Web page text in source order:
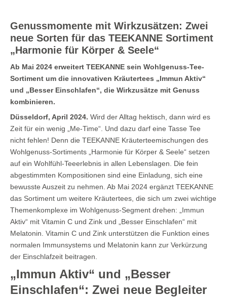
Genussmomente mit Wirkzusätzen: Zwei
neue Sorten für das TEEKANNE Sortiment
„Harmonie für Körper & Seele“
Ab Mai 2024 erweitert TEEKANNE sein Wohlgenuss-Tee-
Sortiment um die innovativen Kräutertees „Immun Aktiv“
und „Besser Einschlafen“, die Wirkzusätze mit Genuss
kombinieren.
Düsseldorf, April 2024. Wird der Alltag hektisch, dann wird es
Zeit für ein wenig „Me-Time“. Und dazu darf eine Tasse Tee
nicht fehlen! Denn die TEEKANNE Kräuterteemischungen des
Wohlgenuss-Sortiments „Harmonie für Körper & Seele“ setzen
auf ein Wohlfühl-Teeerlebnis in allen Lebenslagen. Die fein
abgestimmten Kompositionen sind eine Einladung, sich eine
bewusste Auszeit zu nehmen. Ab Mai 2024 ergänzt TEEKANNE
das Sortiment um weitere Kräutertees, die sich um zwei wichtige
Themenkomplexe im Wohlgenuss-Segment drehen: „Immun
Aktiv“ mit Vitamin C und Zink und „Besser Einschlafen“ mit
Melatonin. Vitamin C und Zink unterstützen die Funktion eines
normalen Immunsystems und Melatonin kann zur Verkürzung
der Einschlafzeit beitragen.
„Immun Aktiv“ und „Besser
Einschlafen“: Zwei neue Begleiter